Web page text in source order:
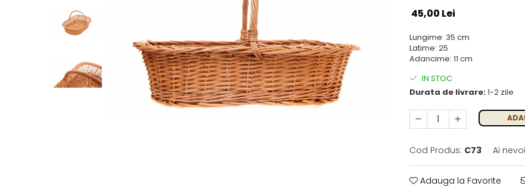
45,00 Lei
Lungime: 35 cm
Latime: 25
Adancime: 11 cm
IN STOC
Durata de livrare:1-2 zile
Cod Produs: C73 Ai
Adauga la Favorite